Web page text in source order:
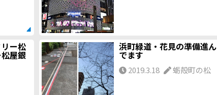
リー松
屋銀
浜町緑道・花見の準備進ん
でます
2019.3.18 蛎殻町の松